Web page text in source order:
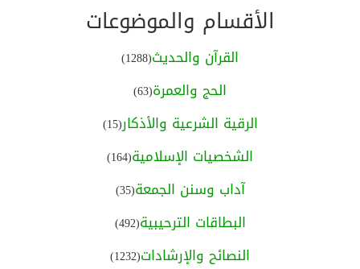
الأقسام والموضوعات
القرآن والحديث(1288)
الحج والعمرة(63)
الرقية الشرعية والأذكار(15)
الشخصيات الإسلامية(164)
آداب وسنن الجمعة(35)
البطاقات الترحيبية(492)
النصائح والإرشادات(1232)